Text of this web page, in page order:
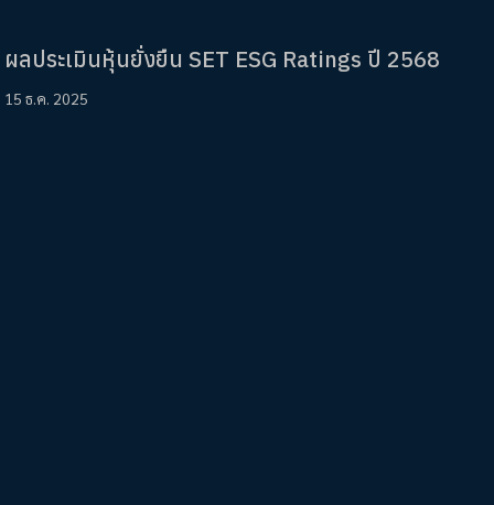
ผลประเมินหุ้นยั่งยืน SET ESG Ratings ปี 2568
15 ธ.ค. 2025